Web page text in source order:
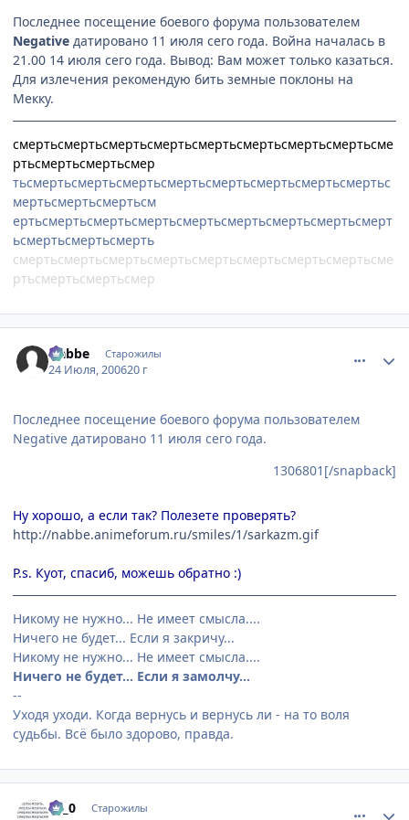
Последнее посещение боевого форума пользователем
Negative датировано 11 июля сего года. Война началась в
21.00 14 июля сего года. Вывод: Вам может только казаться.
Для излечения рекомендую бить земные поклоны на
Мекку.
смертьсмертьсмертьсмертьсмертьсмертьсмертьсмертьсме
ртьсмертьсмертьсмер
тьсмертьсмертьсмертьсмертьсмертьсмертьсмертьсмертьс
мертьсмертьсмертьсм
ертьсмертьсмертьсмертьсмертьсмертьсмертьсмертьсмерт
ьсмертьсмертьсмерть
смертьсмертьсмертьсмертьсмертьсмертьсмертьсмертьсме
ртьсмертьсмертьсмер
Nabbe Старожилы
24 Июля, 200620 г
Последнее посещение боевого форума пользователем
Negative датировано 11 июля сего года.
1306801[/snapback]
Ну хорошо, а если так? Полезете проверять?
http://nabbe.animeforum.ru/smiles/1/sarkazm.gif
P.s. Куот, спасиб, можешь обратно :)
Никому не нужно... Не имеет смысла....
Ничего не будет... Если я закричу...
Никому не нужно... Не имеет смысла....
Ничего не будет... Если я замолчу...
--
Уходя уходи. Когда вернусь и вернусь ли - на то воля
судьбы. Всё было здорово, правда.
Le_0 Старожилы